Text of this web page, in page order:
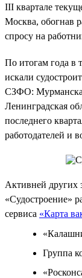
III квартале
Москва, обогнав
спросу на
По итогам года в
искали
СЗФО:
Ленинградская
последнего
работодателей и
Активней других
«Судостроение»
сервиса «Карта
Группа